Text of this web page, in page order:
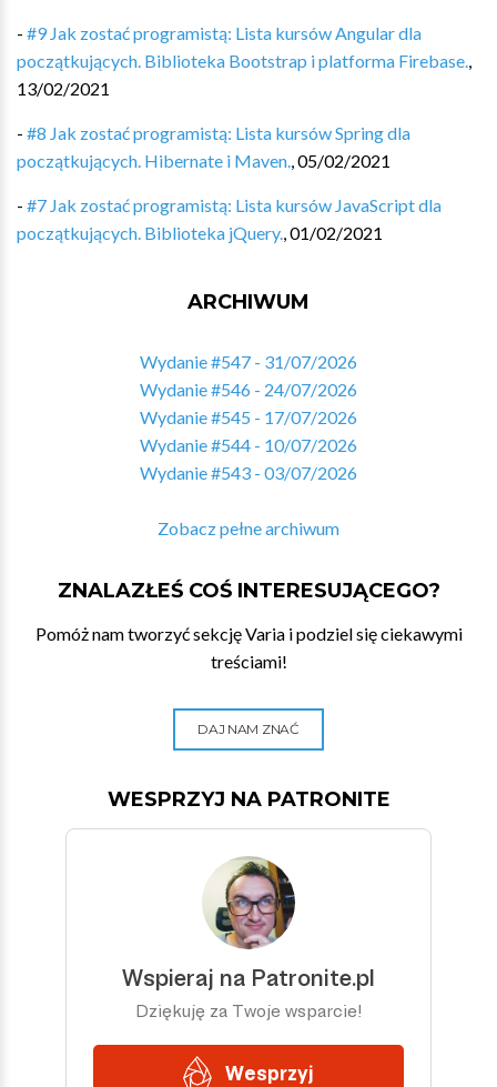
- #9 Jak zostać programistą: Lista kursów Angular dla
początkujących. Biblioteka Bootstrap i platforma Firebase.,
13/02/2021
- #8 Jak zostać programistą: Lista kursów Spring dla
początkujących. Hibernate i Maven.,05/02/2021
- #7 Jak zostać programistą: Lista kursów JavaScript dla
początkujących. Biblioteka jQuery.,01/02/2021
ARCHIWUM
Wydanie #547 - 31/07/2026
Wydanie #546 - 24/07/2026
Wydanie #545 - 17/07/2026
Wydanie #544 - 10/07/2026
Wydanie #543 - 03/07/2026
Zobacz pełne archiwum
ZNALAZŁEŚ COŚ INTERESUJĄCEGO?
Pomóż nam tworzyć sekcję Varia i podziel się ciekawymi
treściami!
DAJ NAM ZNAĆ
WESPRZYJ NA PATRONITE